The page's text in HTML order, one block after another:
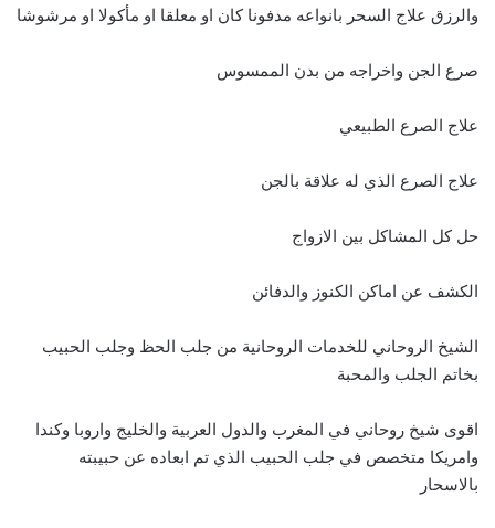
والرزق علاج السحر بانواعه مدفونا كان او معلقا او مأكولا او مرشوشا
صرع الجن واخراجه من بدن الممسوس
علاج الصرع الطبيعي
علاج الصرع الذي له علاقة بالجن
حل كل المشاكل بين الازواج
الكشف عن اماكن الكنوز والدفائن
الشيخ الروحاني للخدمات الروحانية من جلب الحظ وجلب الحبيب
بخاتم الجلب والمحبة
اقوى شيخ روحاني في المغرب والدول العربية والخليج واروبا وكندا
وامريكا متخصص في جلب الحبيب الذي تم ابعاده عن حبيبته
بالاسحار